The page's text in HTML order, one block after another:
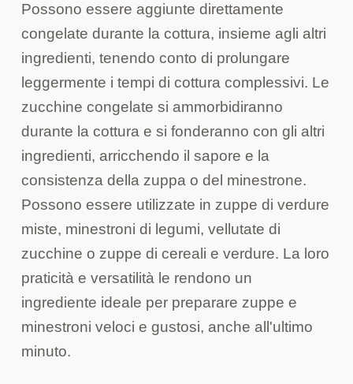
Possono essere aggiunte direttamente
congelate durante la cottura, insieme agli altri
ingredienti, tenendo conto di prolungare
leggermente i tempi di cottura complessivi. Le
zucchine congelate si ammorbidiranno
durante la cottura e si fonderanno con gli altri
ingredienti, arricchendo il sapore e la
consistenza della zuppa o del minestrone.
Possono essere utilizzate in zuppe di verdure
miste, minestroni di legumi, vellutate di
zucchine o zuppe di cereali e verdure. La loro
praticità e versatilità le rendono un
ingrediente ideale per preparare zuppe e
minestroni veloci e gustosi, anche all'ultimo
minuto.